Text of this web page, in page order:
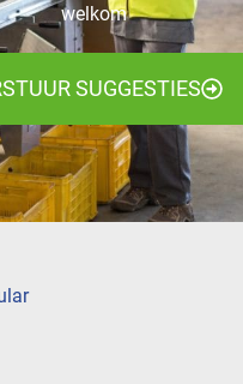
welkom
SUGGESTIES